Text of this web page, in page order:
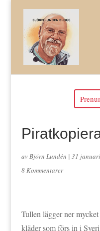
avBjörn Lundén | 31
8 Kommentarer
Tullen lägger ner
kläder som förs in i